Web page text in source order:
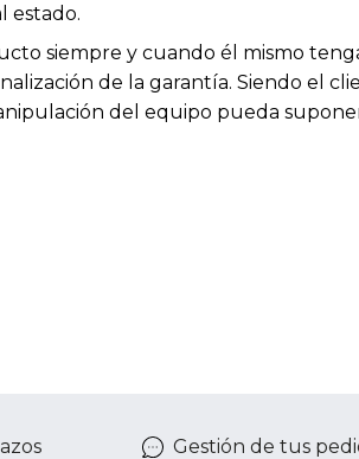
estado.
siempre y cuando él mismo
de la garantía. Siendo el
del equipo pueda
Gestión de tus